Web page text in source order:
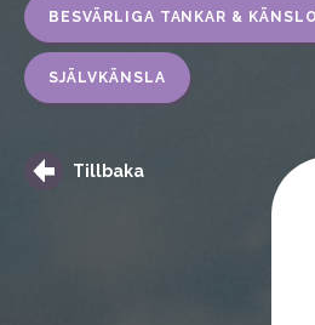
BESVÄRLIGA TANKAR &
SJÄLVKÄNSLA
Tillbaka